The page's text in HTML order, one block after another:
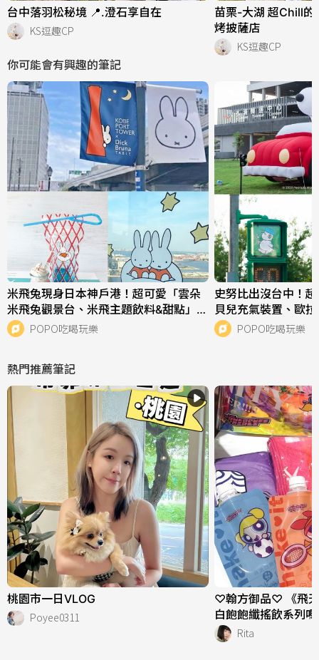
台中落羽松秘境 📍.澄石享自在
KS逗趣CP
苗栗-大湖 超Chill的
烤披薩店
KS逗趣CP
你可能會有興趣的筆記
米飛兔現身日本神戶港！超可愛「雲朵
米飛兔觀景台、米飛主題飲料&甜點」必
拍亮點一次看！
POPO吃喝玩樂
史努比出沒台中！
貝兒充氣裝置、歐
點一次看！
POPO吃喝玩樂
熱門推薦筆記
桃園市一日VLOG
Poyee0311
♡翰方御品♡ 《飛
白飽飽纖搖飲系列
Rita